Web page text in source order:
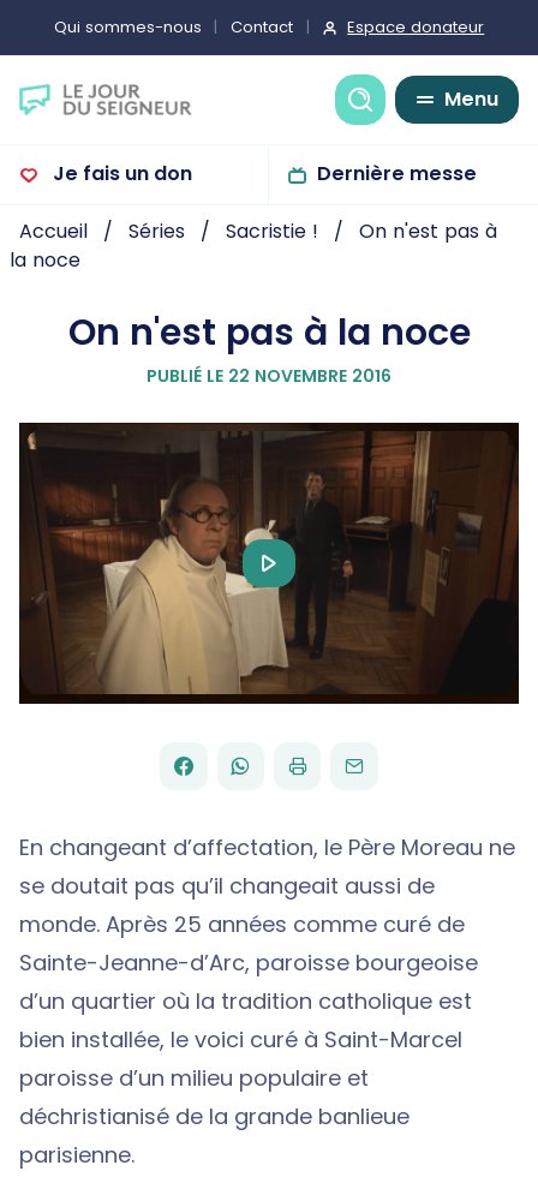
Qui sommes-nous Contact Espace donateur
Recherche
Menu
Je fais un don Dernière messe
Accueil Séries Sacristie !
On n'est pas à
la noce
On n'est pas à la noce
PUBLIÉ LE 22 NOVEMBRE 2016
Play
Video
PARTAGER
FACEBOOK
PARTAGER
WHATSAPP
IMPRIMERENVOYER
PAR
EMAIL
En changeant d’affectation, le Père Moreau ne
se doutait pas qu’il changeait aussi de
monde. Après 25 années comme curé de
Sainte-Jeanne-d’Arc, paroisse bourgeoise
d’un quartier où la tradition catholique est
bien installée, le voici curé à Saint-Marcel
paroisse d’un milieu populaire et
déchristianisé de la grande banlieue
parisienne.